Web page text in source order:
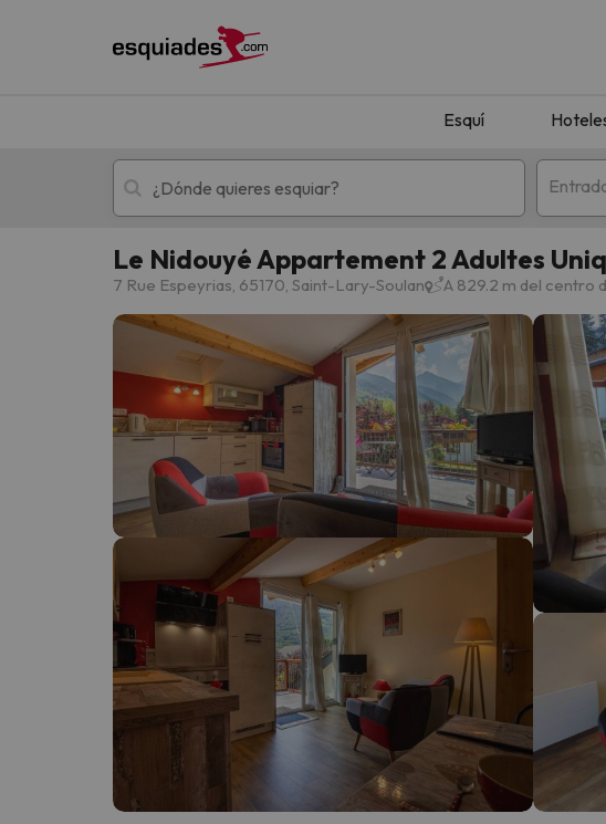
Esquí
Esquí Escapadas
¡Vaya! No hemos encontrado ningún resultado que
¡Vaya! Parece que nuestro buscador ha perdido el norte.
Le Nidouyé Appartement 2 Adultes
7 Rue Espeyrias, 65170, Saint-Lary-Soulan A 829.2 m del centro